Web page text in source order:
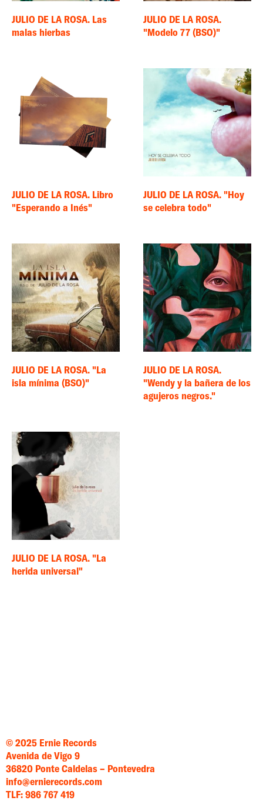
JULIO DE LA ROSA. Las
malas hierbas
JULIO DE LA ROSA.
"Modelo 77 (BSO)"
JULIO DE LA ROSA. Libro
"Esperando a Inés"
JULIO DE LA ROSA. "Hoy
se celebra todo"
JULIO DE LA ROSA. "La
isla mínima (BSO)"
JULIO DE LA ROSA.
"Wendy y la bañera de los
agujeros negros."
JULIO DE LA ROSA. "La
herida universal"
© 2025 Ernie Records
Avenida de Vigo 9
36820 Ponte Caldelas – Pontevedra
info@ernierecords.com
TLF: 986 767 419